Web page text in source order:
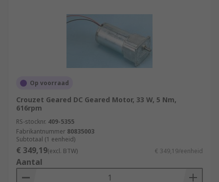
Op voorraad
Crouzet Geared DC Geared Motor, 33 W, 5 Nm,
616rpm
RS-stocknr. 409-5355
Fabrikantnummer 80835003
Subtotaal (1 eenheid)
€ 349,19(excl. BTW) € 349,19/eenheid
Aantal